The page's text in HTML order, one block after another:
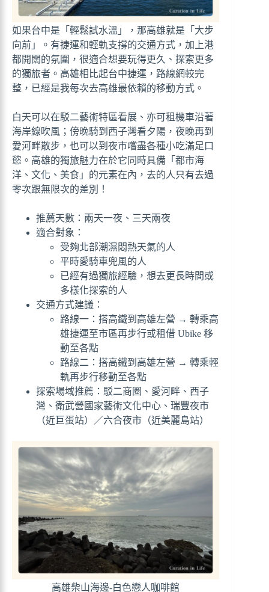
如果台中是「輕鬆試水溫」，那高雄就是「大步
向前」。有捷運和輕軌支撐的交通方式，加上港
都開闊的氛圍，很適合想要玩得更久、探索更多
的獨旅者。高雄相比起台中捷運，路線網較完
整，已經是我每次去高雄最依賴的移動方式。
白天可以在駁二藝術特區看展、亦可租機車沿著
海岸線吹風；傍晚騎到西子灣看夕陽，夜晚再到
愛河畔散步，也可以到夜市嚐盡各種小吃滿足口
慾。高雄的獨旅魅力在於它同時具備「都市海
洋、文化、美食」的元素在內，去的人只有去過
零次跟無限次的差別！
推薦天數：兩天一夜、三天兩夜
適合對象：
受夠北部潮濕悶熱天氣的人
平時愛騎車兜風的人
已經有過獨旅經驗，想去更長時間或
多樣化探索的人
交通方式建議：
路線一：搭高鐵到高雄左營 → 轉乘高
雄捷運至市區再步行或租借 Ubike 移
動至各點
路線二：搭高鐵到高雄左營 → 轉乘輕
軌再步行移動至各點
探索場域推薦：駁二商圈、愛河畔、西子
灣、衛武營國家藝術文化中心、瑞豐夜市
（近巨蛋站）／六合夜市（近美麗島站）
高雄柴山海邊-白色戀人咖啡館